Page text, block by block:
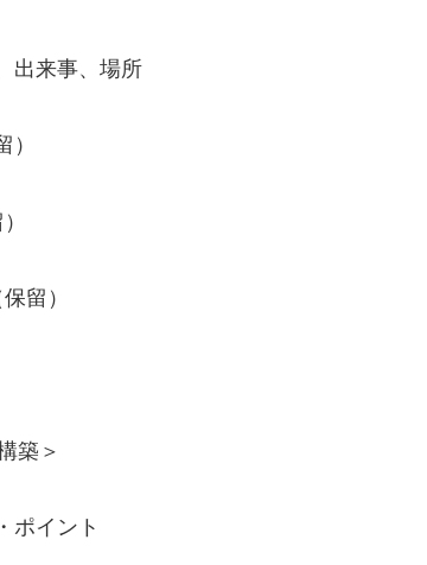
出来事、場所
）
築＞
ポイント